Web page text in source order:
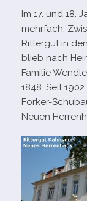
Im 17. und 18.
mehr­fach.
Rittergut in
blieb nach
Familie
1848. Seit
Forker-​
Neuen